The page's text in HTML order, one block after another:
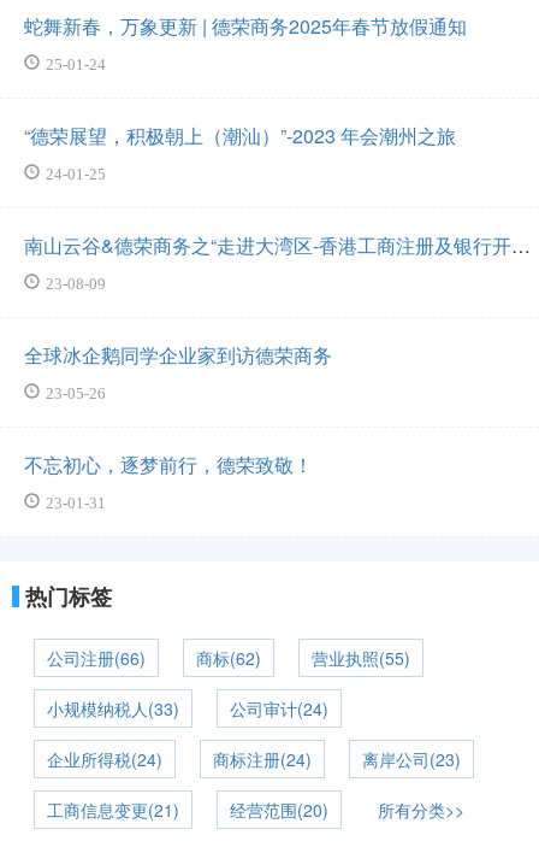
蛇舞新春，万象更新 | 德荣商务2025年春节放假通知
25-01-24
“德荣展望，积极朝上（潮汕）”-2023 年会潮州之旅
24-01-25
南山云谷&德荣商务之“走进大湾区-香港工商注册及银行开
户”讲座圆满结束
23-08-09
全球冰企鹅同学企业家到访德荣商务
23-05-26
不忘初心，逐梦前行，德荣致敬！
23-01-31
热门标签
公司注册(66) 商标(62) 营业执照(55)
小规模纳税人(33) 公司审计(24)
企业所得税(24) 商标注册(24) 离岸公司(23)
工商信息变更(21) 经营范围(20) 所有分类>>